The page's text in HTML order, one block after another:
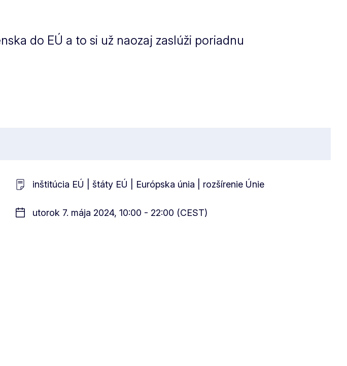
do EÚ a to si už naozaj zaslúži poriadnu
inštitúcia EÚ | štáty EÚ | Európska únia | rozšírenie Únie
utorok 7. mája 2024, 10:00 - 22:00 (CEST)